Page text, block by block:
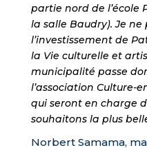
partie nord de l’école
la salle Baudry). Je
l’investissement de
la Vie culturelle et
municipalité passe
l’association Culture-
qui seront en charge
souhaitons la plus
Norbert Samama,